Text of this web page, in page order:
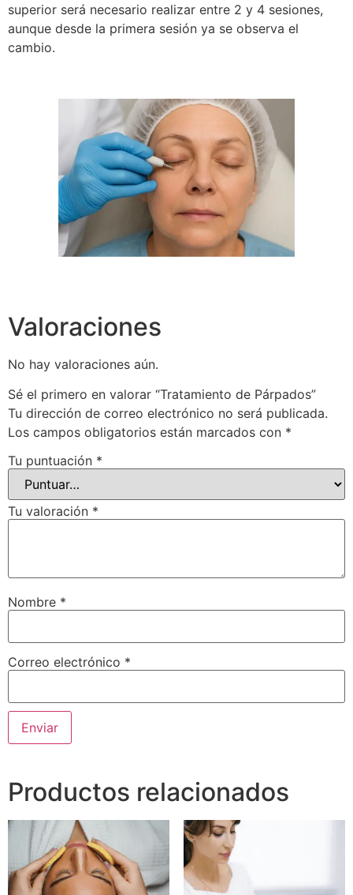
superior será necesario realizar entre 2 y 4 sesiones,
aunque desde la primera sesión ya se observa el
cambio.
Valoraciones
No hay valoraciones aún.
Sé el primero en valorar “Tratamiento de Párpados”
Tu dirección de correo electrónico no será publicada.
Los campos obligatorios están marcados con *
Tu puntuación *
Tu valoración *
Nombre *
Correo electrónico *
Productos relacionados